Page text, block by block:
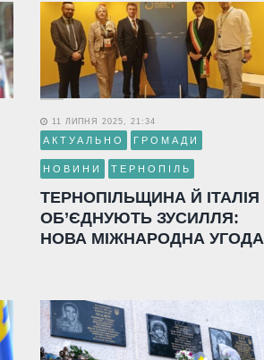
11 ЛИПНЯ 2025, 21:34
АКТУАЛЬНО ГРОМАДИ
НОВИНИ ТЕРНОПІЛЬ
ТЕРНОПІЛЬЩИНА Й ІТАЛІЯ
ОБ’ЄДНУЮТЬ ЗУСИЛЛЯ:
НОВА МІЖНАРОДНА УГОДА